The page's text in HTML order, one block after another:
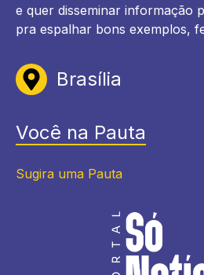
e quer disseminar informação
pra espalhar bons exemplos,
Brasília
Você na Pauta
Sugira uma Pauta